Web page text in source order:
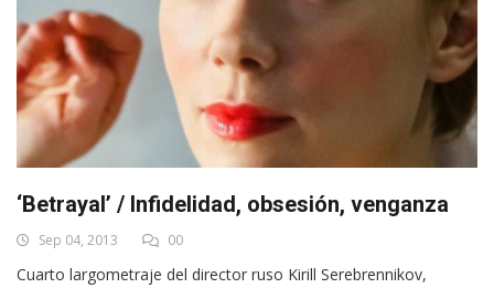
‘Betrayal’ / Infidelidad, obsesión, venganza
Sep 04, 2013 00
Cuarto largometraje del director ruso Kirill Serebrennikov,